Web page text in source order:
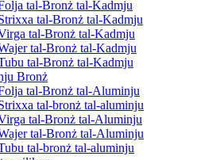
tal-Bronż tal-Kadmju
tal-Bronż tal-Kadmju
tal-Bronż tal-Kadmju
tal-Bronż tal-Kadmju
tal-Bronż tal-Kadmju
Bronż
tal-Bronż tal-Aluminju
tal-bronż tal-aluminju
tal-Bronż tal-Aluminju
tal-Bronż tal-Aluminju
tal-bronż tal-aluminju